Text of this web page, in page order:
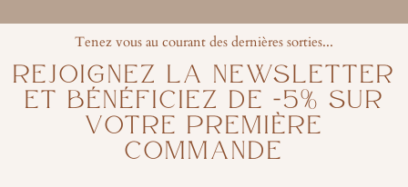
Tenez vous au courant des dernières sorties...
REJOIGNEZ LA NEWSLETTER
ET BÉNÉFICIEZ DE -5% SUR
VOTRE PREMIÈRE
COMMANDE